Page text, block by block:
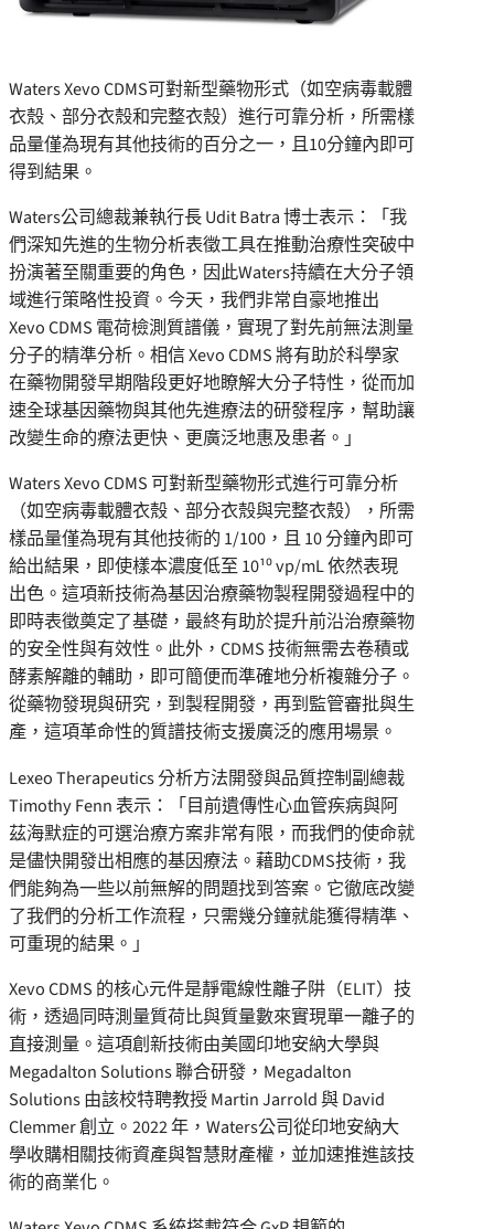
Waters Xevo CDMS可對新型藥物形式（如空病毒載體
衣殼、部分衣殼和完整衣殼）進行可靠分析，所需樣
品量僅為現有其他技術的百分之一，且10分鐘內即可
得到結果。
Waters公司總裁兼執行長Udit Batra博士表示：「我
們深知先進的生物分析表徵工具在推動治療性突破中
扮演著至關重要的角色，因此Waters持續在大分子領
域進行策略性投資。今天，我們非常自豪地推出
Xevo CDMS 電荷檢測質譜儀，實現了對先前無法測量
分子的精準分析。相信Xevo CDMS將有助於科學家
在藥物開發早期階段更好地瞭解大分子特性，從而加
速全球基因藥物與其他先進療法的研發程序，幫助讓
改變生命的療法更快、更廣泛地惠及患者。 」
Waters Xevo CDMS 可對新型藥物形式進行可靠分析
（如空病毒載體衣殼、部分衣殼與完整衣殼），所需
樣品量僅為現有其他技術的 1/100 ，且10分鐘內即可
給出結果，即使樣本濃度低至10¹⁰vp/mL依然表現
出色。這項新技術為基因治療藥物製程開發過程中的
即時表徵奠定了基礎，最終有助於提升前沿治療藥物
的安全性與有效性。此外， CDMS技術無需去卷積或
酵素解離的輔助，即可簡便而準確地分析複雜分子。
從藥物發現與研究，到製程開發，再到監管審批與生
產，這項革命性的質譜技術支援廣泛的應用場景。
Lexeo Therapeutics分析方法開發與品質控制副總裁
Timothy Fenn表示：「目前遺傳性心血管疾病與阿
茲海默症的可選治療方案非常有限，而我們的使命就
是儘快開發出相應的基因療法。藉助CDMS技術，我
們能夠為一些以前無解的問題找到答案。它徹底改變
了我們的分析工作流程，只需幾分鐘就能獲得精準、
可重現的結果。 」
Xevo CDMS 的核心元件是靜電線性離子阱（ELIT）技
術，透過同時測量質荷比與質量數來實現單一離子的
直接測量。這項創新技術由美國印地安納大學與
Megadalton Solutions聯合研發， Megadalton
Solutions由該校特聘教授Martin Jarrold與David
Clemmer創立。 2022年， Waters公司從印地安納大
學收購相關技術資產與智慧財產權，並加速推進該技
術的商業化。